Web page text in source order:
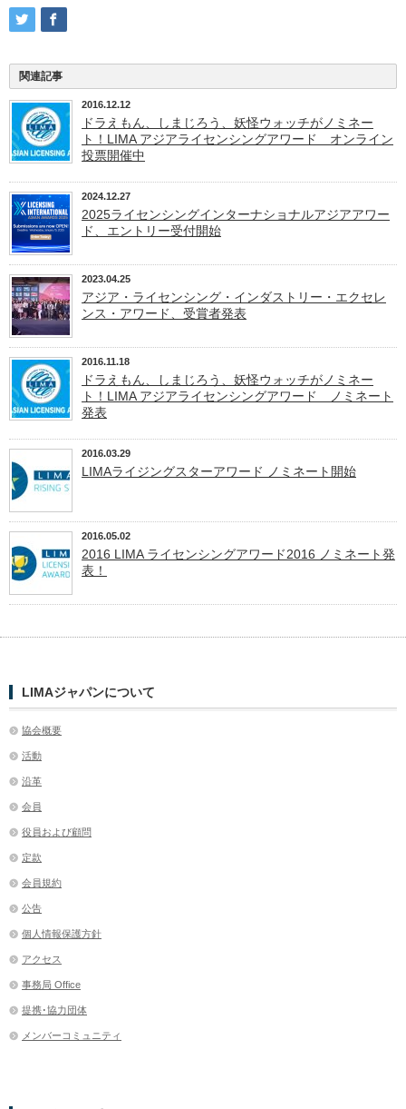
関連記事
2016.12.12
ドラえもん、しまじろう、妖怪ウォッチがノミネー
ト！LIMA アジアライセンシングアワード オンライン
投票開催中
2024.12.27
2025ライセンシングインターナショナルアジアアワー
ド、エントリー受付開始
2023.04.25
アジア・ライセンシング・インダストリー・エクセレ
ンス・アワード、受賞者発表
2016.11.18
ドラえもん、しまじろう、妖怪ウォッチがノミネー
ト！LIMA アジアライセンシングアワード ノミネート
発表
2016.03.29
LIMAライジングスターアワード ノミネート開始
2016.05.02
2016 LIMA ライセンシングアワード2016 ノミネート発
表！
LIMAジャパンについて
協会概要
活動
沿革
会員
役員および顧問
定款
会員規約
公告
個人情報保護方針
アクセス
事務局 Office
提携･協力団体
メンバーコミュニティ